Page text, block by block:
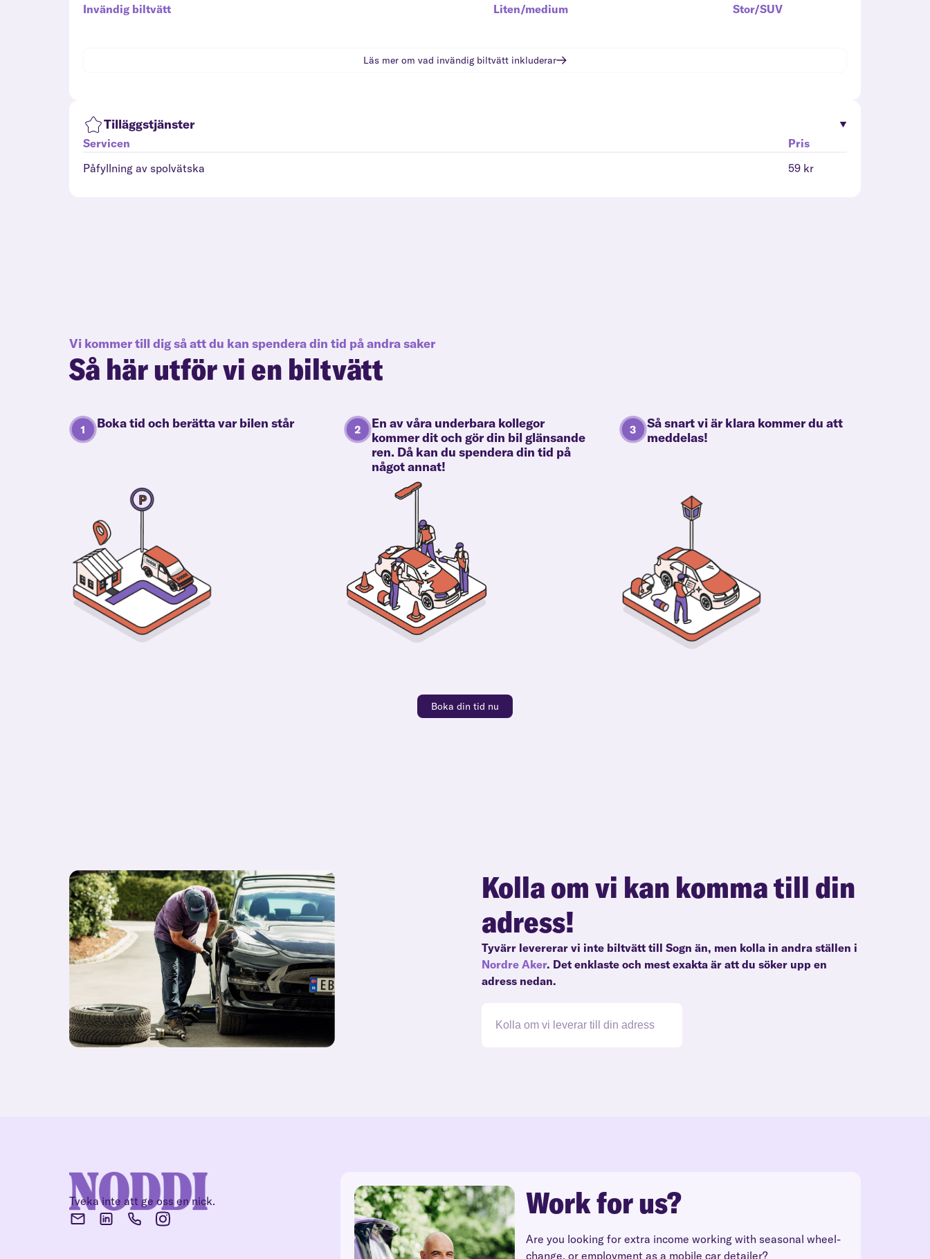
Invändig biltvätt
Liten/medium Stor/SUV
Läs mer om vad invändig biltvätt inkluderar
Tilläggstjänster
Servicen
Pris
Påfyllning av spolvätska
59 kr
Vi kommer till dig så att du kan spendera din tid på andra saker
Så här utför vi en biltvätt
Boka tid och berätta var bilen står
En av våra underbara kollegor
kommer dit och gör din bil glänsande
ren. Då kan du spendera din tid på
något annat!
Så snart vi är klara kommer du att
meddelas!
Boka din tid nu
Kolla om vi kan komma till din
adress!
Tyvärr levererar vi inte biltvätt till Sogn än, men kolla in andra ställen i
Nordre Aker. Det enklaste och mest exakta är att du söker upp en
adress nedan.
Tveka inte att ge oss en nick. Work for us?
Are you looking for extra income working with seasonal wheel-
change, or employment as a mobile car detailer?